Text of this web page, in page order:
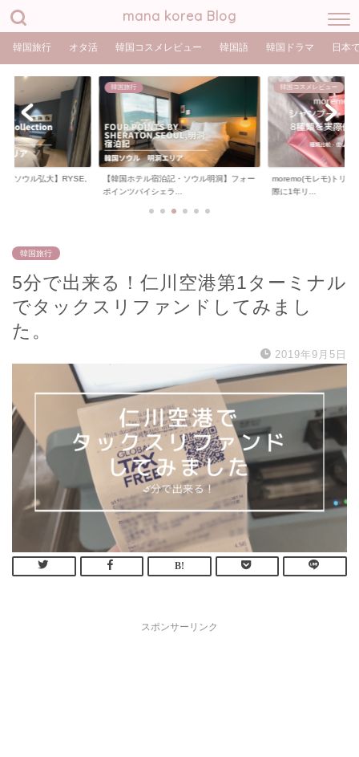
mana korea Blog
韓国旅行 オタ活 韓国コスメレビュー 韓国語 韓国ドラマ 日本
・ソウル明洞】フォー
韓国コスメレビュー
moremo(モレモ)トリートメント8種類を実
際に1年リ...
韓国コスメレビュー
KUNDAL(クンダル)シ
実際に使って...
韓国旅行
5分で出来る！仁川空港第1ターミナル
でタックスリファンドしてみまし
た。
2019年9月5日
スポンサーリンク